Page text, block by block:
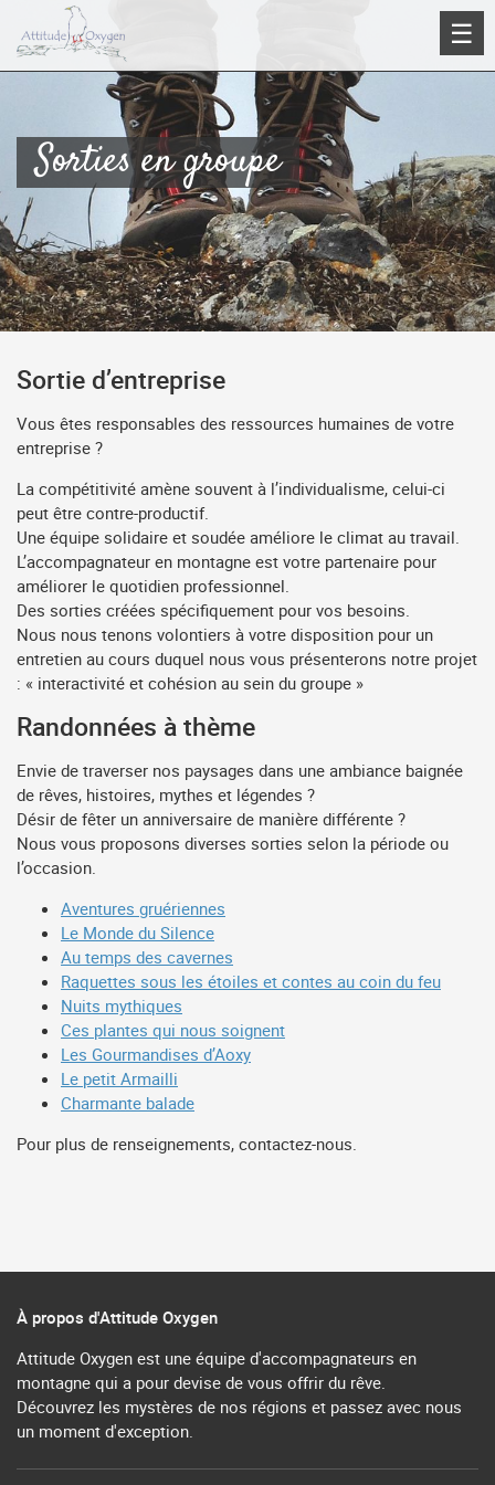
contenu
☰
Sorties en groupe
Sortie d’entreprise
Vous êtes responsables des ressources humaines de votre
entreprise ?
La compétitivité amène souvent à l’individualisme, celui-ci
peut être contre-productif.
Une équipe solidaire et soudée améliore le climat au travail.
L’accompagnateur en montagne est votre partenaire pour
améliorer le quotidien professionnel.
Des sorties créées spécifiquement pour vos besoins.
Nous nous tenons volontiers à votre disposition pour un
entretien au cours duquel nous vous présenterons notre projet
: « interactivité et cohésion au sein du groupe »
Randonnées à thème
Envie de traverser nos paysages dans une ambiance baignée
de rêves, histoires, mythes et légendes ?
Désir de fêter un anniversaire de manière différente ?
Nous vous proposons diverses sorties selon la période ou
l’occasion.
Aventures gruériennes
Le Monde du Silence
Au temps des cavernes
Raquettes sous les étoiles et contes au coin du feu
Nuits mythiques
Ces plantes qui nous soignent
Les Gourmandises d’Aoxy
Le petit Armailli
Charmante balade
Pour plus de renseignements, contactez-nous.
À propos d'Attitude Oxygen
Attitude Oxygen est une équipe d'accompagnateurs en
montagne qui a pour devise de vous offrir du rêve.
Découvrez les mystères de nos régions et passez avec nous
un moment d'exception.